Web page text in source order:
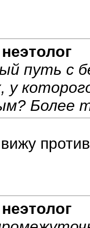
неэтолог
путь с
у
Более
неэтолог